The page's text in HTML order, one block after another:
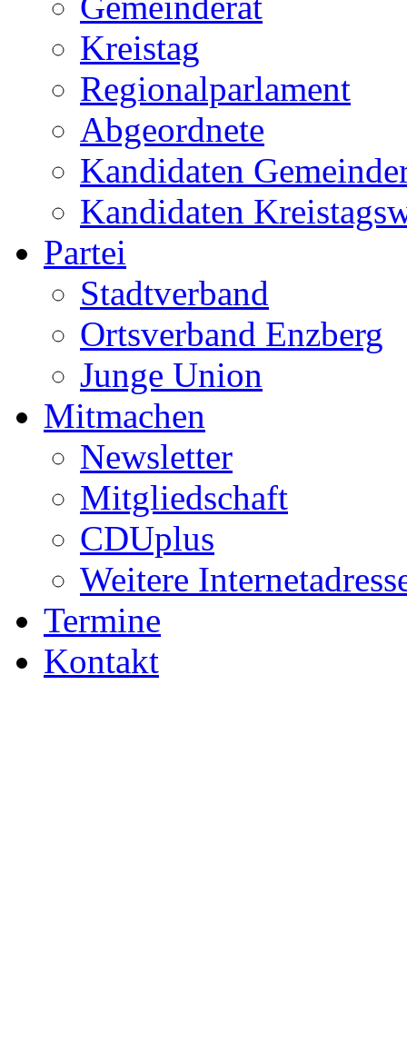
Kreistag
Regionalparlament
Abgeordnete
Kandidaten
Kandidaten
Partei
Stadtverband
Ortsverband Enzberg
Junge Union
Mitmachen
Newsletter
Mitgliedschaft
CDUplus
Weitere
Termine
Kontakt